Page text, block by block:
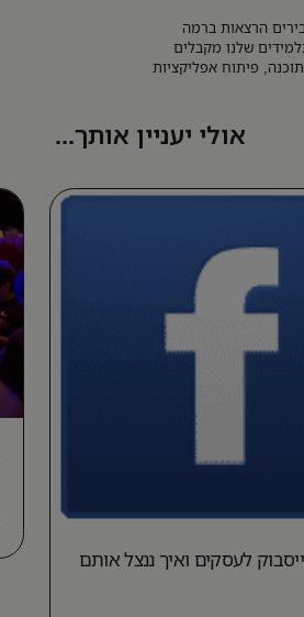
הרצאות ברמה
שלנו מקבלים
פיתוח אפליקציות
אולי יעניין אותך...
לעסקים ואיך ננצל אותם